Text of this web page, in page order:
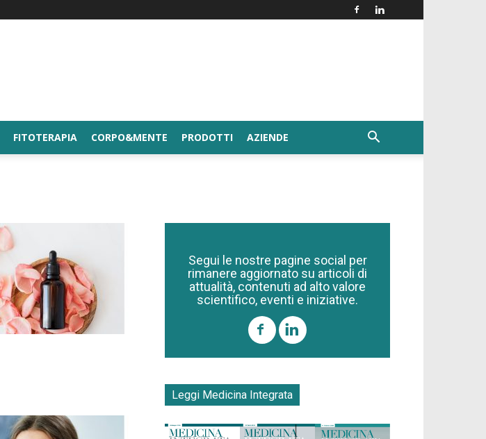
FITOTERAPIA CORPO&MENTE PRODOTTI AZIENDE
Segui le nostre pagine social per
rimanere aggiornato su articoli di
attualità, contenuti ad alto valore
scientifico, eventi e iniziative.
Leggi Medicina Integrata